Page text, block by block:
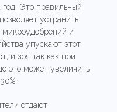
год. Это правильный
устранить
микроудобрений и
упускают этот
и зря так как при
это может увеличить
отдают